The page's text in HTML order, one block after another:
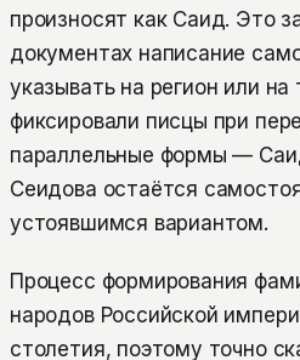
произносят как Саид. Это
документах написание
указывать на регион или на
фиксировали писцы при
параллельные формы —
Сеидова остаётся
устоявшимся вариантом.
Процесс формирования
народов Российской
столетия, поэтому точно